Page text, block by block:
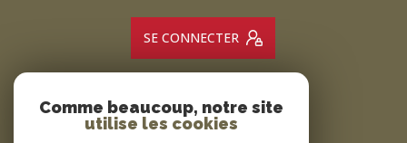
SE CONNECTER
ADHÉRENTS
Comme beaucoup, notre site
utilise les cookies